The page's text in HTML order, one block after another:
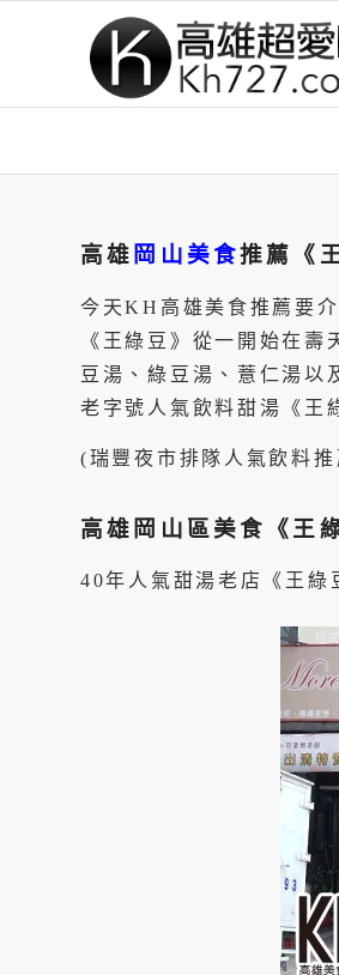
高雄 岡山美食推薦《
今天KH高雄美食推薦要
《王綠豆》從一開始在
豆湯、綠豆湯、薏仁湯以
老字號人氣飲料甜湯《王
(瑞豐夜市排隊人氣飲料推
高雄岡山區美食《王
40年人氣甜湯老店《王綠